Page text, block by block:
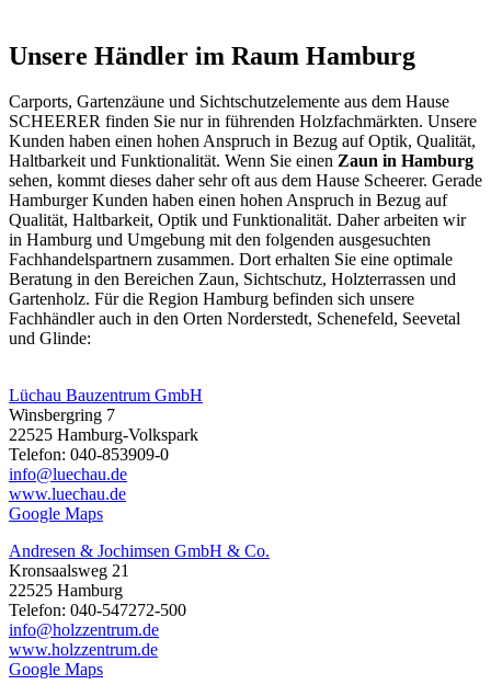
Unsere Händler im Raum Hamburg
Carports, Gartenzäune und Sichtschutzelemente aus dem Hause
SCHEERER finden Sie nur in führenden Holzfachmärkten. Unsere
Kunden haben einen hohen Anspruch in Bezug auf Optik, Qualität,
Haltbarkeit und Funktionalität. Wenn Sie einen Zaun in Hamburg
sehen, kommt dieses daher sehr oft aus dem Hause Scheerer. Gerade
Hamburger Kunden haben einen hohen Anspruch in Bezug auf
Qualität, Haltbarkeit, Optik und Funktionalität. Daher arbeiten wir
in Hamburg und Umgebung mit den folgenden ausgesuchten
Fachhandelspartnern zusammen. Dort erhalten Sie eine optimale
Beratung in den Bereichen Zaun, Sichtschutz, Holzterrassen und
Gartenholz. Für die Region Hamburg befinden sich unsere
Fachhändler auch in den Orten Norderstedt, Schenefeld, Seevetal
und Glinde:
Lüchau Bauzentrum GmbH
Winsbergring 7
22525 Hamburg-Volkspark
Telefon: 040-853909-0
info@luechau.de
www.luechau.de
Google Maps
Andresen & Jochimsen GmbH & Co.
Kronsaalsweg 21
22525 Hamburg
Telefon: 040-547272-500
info@holzzentrum.de
www.holzzentrum.de
Google Maps